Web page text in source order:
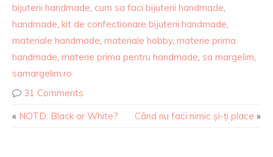
bijuterii handmade, cum sa faci bijuterii handmade,
handmade, kit de confectionare bijuterii handmade,
materiale handmade, materiale hobby, materie prima
handmade, materie prima pentru handmade, sa margelim,
samargelim.ro
31 Comments
« NOTD: Black or White? Când nu faci nimic și-ți place »